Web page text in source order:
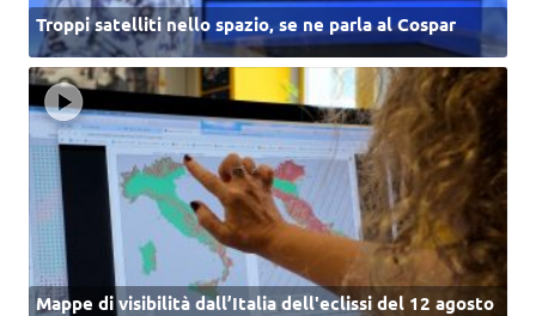
Troppi satelliti nello spazio, se ne parla al Cospar
Mappe di visibilità dall’Italia dell'eclissi del 12 agosto